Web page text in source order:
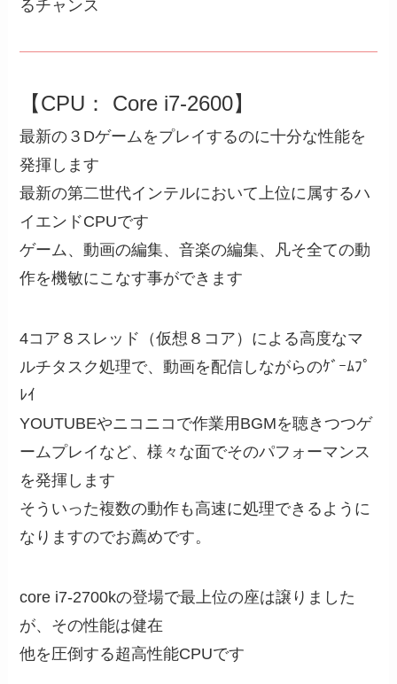
るチャンス
【CPU： Core i7-2600】
最新の３Dゲームをプレイするのに十分な性能を
発揮します
最新の第二世代インテルにおいて上位に属するハ
イエンドCPUです
ゲーム、動画の編集、音楽の編集、凡そ全ての動
作を機敏にこなす事ができます
4コア８スレッド（仮想８コア）による高度なマ
ルチタスク処理で、動画を配信しながらのｹﾞｰﾑﾌﾟ
ﾚｲ
YOUTUBEやニコニコで作業用BGMを聴きつつゲ
ームプレイなど、様々な面でそのパフォーマンス
を発揮します
そういった複数の動作も高速に処理できるように
なりますのでお薦めです。
core i7-2700kの登場で最上位の座は譲りました
が、その性能は健在
他を圧倒する超高性能CPUです